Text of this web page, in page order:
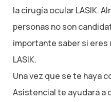
la cirugía ocular LASIK.
personas no son
importante saber si
LASIK.
Una vez que se te haya
Asistencial te ayudará a